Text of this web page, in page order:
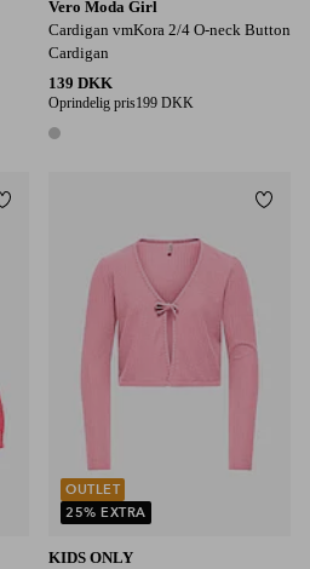
Vero Moda Girl
Cardigan vmKora 2/4 O-neck Button
Cardigan
139 DKK
Oprindelig pris199 DKK
1 farve
Tilføj til favoritter
KIDS ONLY
OUTLET
25% EXTRA
146-152 158/164 134/140